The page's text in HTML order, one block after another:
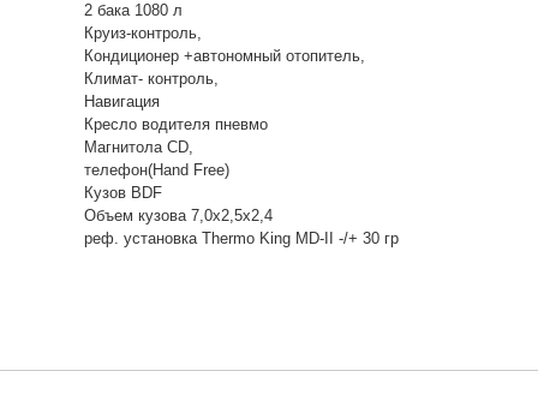
2 бака 1080 л
Круиз-контроль,
Кондиционер +автономный отопитель,
Климат- контроль,
Навигация
Кресло водителя пневмо
Магнитола CD,
телефон(Hand Free)
Кузов BDF
Объем кузова 7,0х2,5х2,4
реф. установка Thermo King MD-II -/+ 30 гр